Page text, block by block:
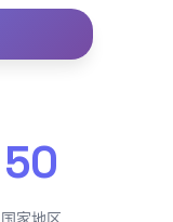
50
国家地区